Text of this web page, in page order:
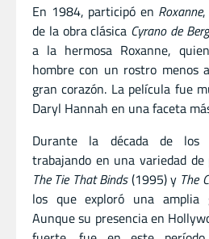
En 1984, participó en Roxanne
de la obra clásica Cyrano de
a la hermosa Roxanne,
hombre con un rostro menos
gran corazón. La película fue
Daryl Hannah en una faceta
Durante la década de los
trabajando en una variedad
The Tie That Binds(1995) y The
los que exploró una amplia
Aunque su presencia en